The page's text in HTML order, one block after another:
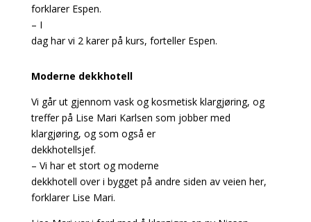
forklarer Espen.
– I
dag har vi 2 karer på kurs, forteller Espen.
Moderne dekkhotell
Vi går ut gjennom vask og kosmetisk klargjøring, og
treffer på Lise Mari Karlsen som jobber med
klargjøring, og som også er
dekkhotellsjef.
– Vi har et stort og moderne
dekkhotell over i bygget på andre siden av veien her,
forklarer Lise Mari.